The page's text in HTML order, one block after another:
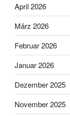
April 2026
März 2026
Februar 2026
Januar 2026
Dezember 2025
November 2025